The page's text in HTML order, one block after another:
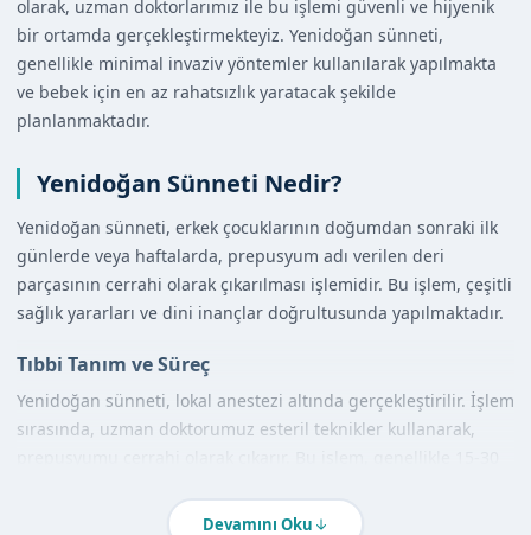
olarak, uzman doktorlarımız ile bu işlemi güvenli ve hijyenik
bir ortamda gerçekleştirmekteyiz. Yenidoğan sünneti,
genellikle minimal invaziv yöntemler kullanılarak yapılmakta
ve bebek için en az rahatsızlık yaratacak şekilde
planlanmaktadır.
Yenidoğan Sünneti Nedir?
Yenidoğan sünneti, erkek çocuklarının doğumdan sonraki ilk
günlerde veya haftalarda, prepusyum adı verilen deri
parçasının cerrahi olarak çıkarılması işlemidir. Bu işlem, çeşitli
sağlık yararları ve dini inançlar doğrultusunda yapılmaktadır.
Tıbbi Tanım ve Süreç
Yenidoğan sünneti, lokal anestezi altında gerçekleştirilir. İşlem
sırasında, uzman doktorumuz esteril teknikler kullanarak,
Devamını Oku